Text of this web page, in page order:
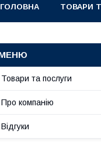
ГОЛОВНА ТОВАРИ
Товари та послуги
Про компанію
Відгуки